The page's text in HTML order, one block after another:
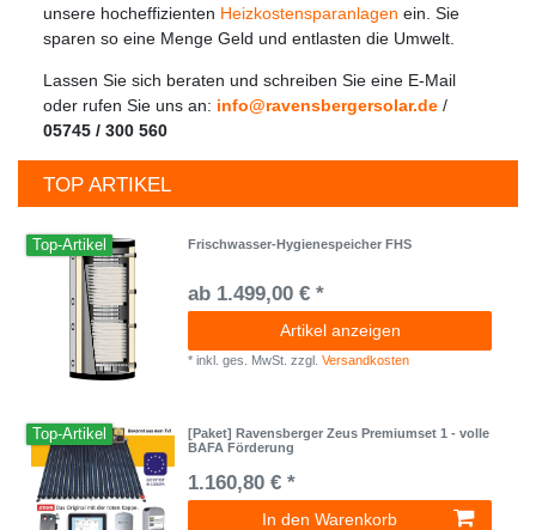
unsere hocheffizienten Heizkostensparanlagen ein. Sie
sparen so eine Menge Geld und entlasten die Umwelt.
Lassen Sie sich beraten und schreiben Sie eine E-Mail
oder rufen Sie uns an: info@ravensbergersolar.de /
05745 / 300 560
TOP ARTIKEL
Top-Artikel Frischwasser-Hygienespeicher FHS
ab 1.499,00 € *
Artikel anzeigen
*inkl. ges. MwSt. zzgl.Versandkosten
Top-Artikel
[Paket] Ravensberger Zeus Premiumset 1 - volle
BAFA Förderung
1.160,80 € *
In den Warenkorb